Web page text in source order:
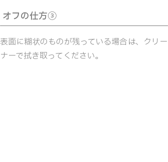
オフの仕方③
表面に糊状のものが残っている場合は、クリー
ナーで拭き取ってください。